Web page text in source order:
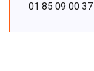
01 85 09 00 37